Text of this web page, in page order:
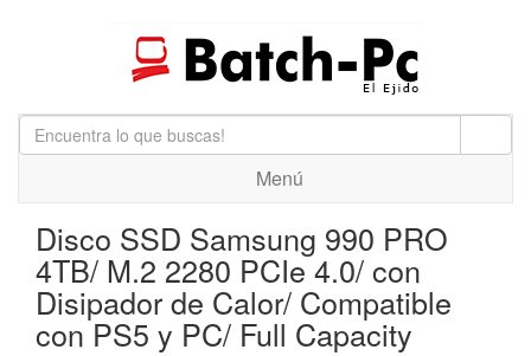
Menú
Disco SSD Samsung 990 PRO
4TB/ M.2 2280 PCIe 4.0/ con
Disipador de Calor/ Compatible
con PS5 y PC/ Full Capacity